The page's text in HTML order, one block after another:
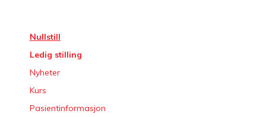
Nullstill
Ledig stilling
Nyheter
Kurs
Pasientinformasjon